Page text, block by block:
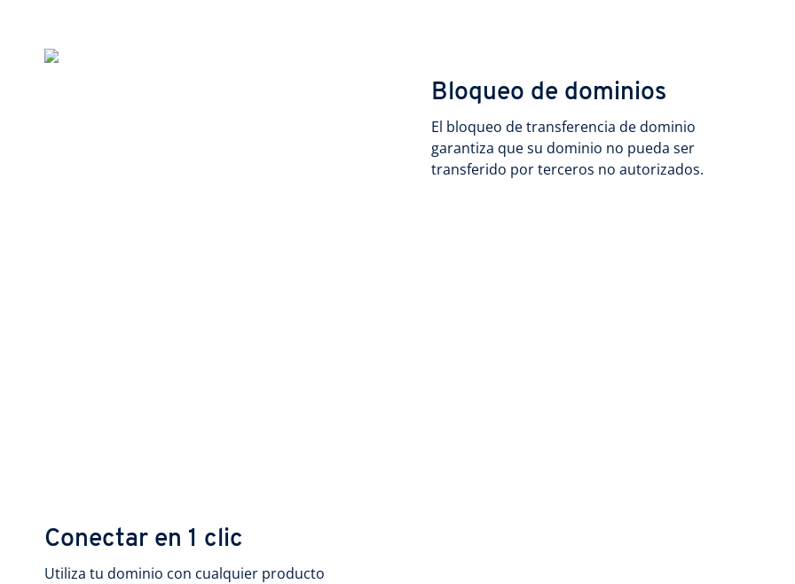
Conectar en 1 clic
Utiliza tu dominio con cualquier producto
Bloqueo de dominios
El bloqueo de transferencia de dominio
garantiza que su dominio no pueda ser
transferido por terceros no autorizados.